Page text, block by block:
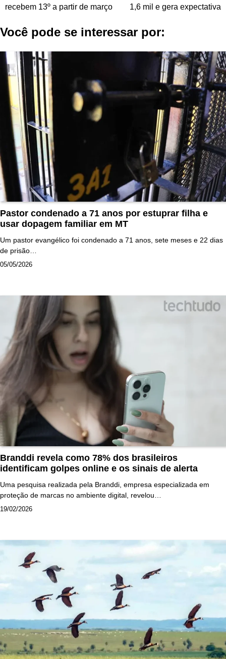
derecebem 13º a partir de março 1,6 mil e gera expectativa
Você pode se interessar por:
Pastor condenado a 71 anos por estuprar filha e
usar dopagem familiar em MT
Um pastor evangélico foi condenado a 71 anos, sete meses e 22 dias
de prisão…
05/05/2026
Branddi revela como 78% dos brasileiros
identificam golpes online e os sinais de alerta
Uma pesquisa realizada pela Branddi, empresa especializada em
proteção de marcas no ambiente digital, revelou…
19/02/2026